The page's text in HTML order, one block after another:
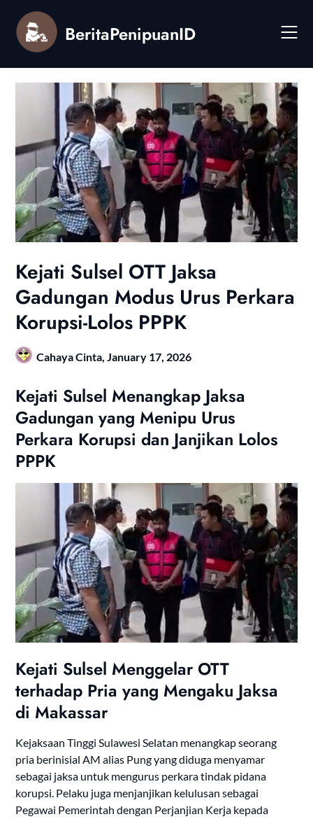
content
BeritaPenipuanID
Kejati Sulsel OTT Jaksa
Gadungan Modus Urus Perkara
Korupsi-Lolos PPPK
Cahaya Cinta,January 17, 2026
Kejati Sulsel Menangkap Jaksa
Gadungan yang Menipu Urus
Perkara Korupsi dan Janjikan Lolos
PPPK
Kejati Sulsel Menggelar OTT
terhadap Pria yang Mengaku Jaksa
di Makassar
Kejaksaan Tinggi Sulawesi Selatan menangkap seorang
pria berinisial AM alias Pung yang diduga menyamar
sebagai jaksa untuk mengurus perkara tindak pidana
korupsi. Pelaku juga menjanjikan kelulusan sebagai
Pegawai Pemerintah dengan Perjanjian Kerja kepada